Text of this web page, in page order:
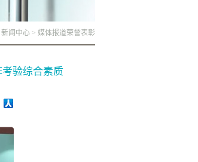
新闻中心 > 媒体报道荣誉表彰
验综合素质